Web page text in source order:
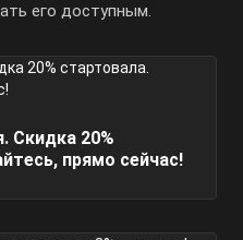
его доступным.
Скидка 20%
прямо сейчас!